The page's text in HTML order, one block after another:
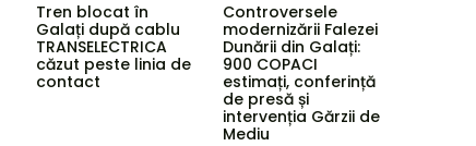
Tren blocat în
Galați după cablu
TRANSELECTRICA
căzut peste linia de
contact
Controversele
modernizării Falezei
Dunării din Galați:
900 COPACI
estimați, conferință
de presă și
intervenția Gărzii de
Mediu